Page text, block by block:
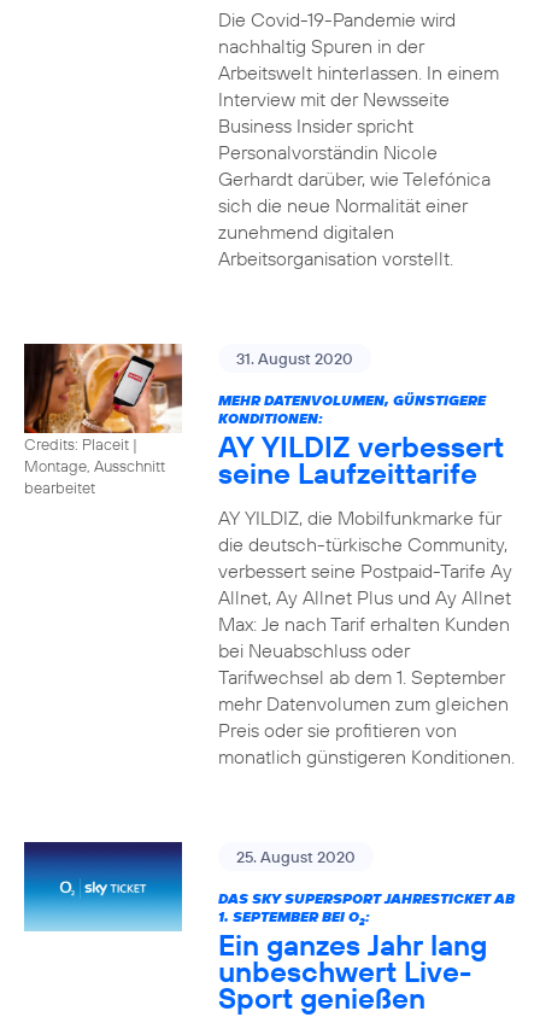
Die Covid-19-Pandemie wird
nachhaltig Spuren in der
Arbeitswelt hinterlassen. In einem
Interview mit der Newsseite
Business Insider spricht
Personalvorständin Nicole
Gerhardt darüber, wie Telefónica
sich die neue Normalität einer
zunehmend digitalen
Arbeitsorganisation vorstellt.
Credits: Placeit |
Montage, Ausschnitt
bearbeitet
31. August 2020
MEHR DATENVOLUMEN, GÜNSTIGERE
KONDITIONEN:
AY YILDIZ verbessert
seine Laufzeittarife
AY YILDIZ, die Mobilfunkmarke für
die deutsch-türkische Community,
verbessert seine Postpaid-Tarife Ay
Allnet, Ay Allnet Plus und Ay Allnet
Max: Je nach Tarif erhalten Kunden
bei Neuabschluss oder
Tarifwechsel ab dem 1. September
mehr Datenvolumen zum gleichen
Preis oder sie profitieren von
monatlich günstigeren Konditionen.
25. August 2020
DAS SKY SUPERSPORT JAHRESTICKET AB
1. SEPTEMBER BEI O2:
Ein ganzes Jahr lang
unbeschwert Live-
Sport genießen